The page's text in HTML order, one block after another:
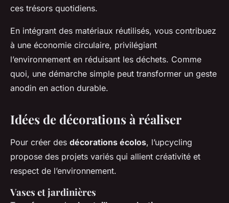
ces trésors quotidiens.
En intégrant des matériaux réutilisés, vous contribuez
à une économie circulaire, privilégiant
l’environnement en réduisant les déchets. Comme
quoi, une démarche simple peut transformer un geste
anodin en action durable.
Idées de décorations à réaliser
Pour créer des décorations écolos, l’upcycling
propose des projets variés qui allient créativité et
respect de l’environnement.
Vases et jardinières